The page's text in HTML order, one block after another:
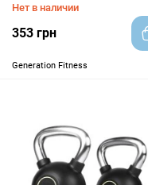
Нет в наличии
353 грн
Generation Fitness